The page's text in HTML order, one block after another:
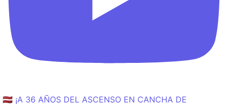
🇱🇻 ¡A 36 AÑOS DEL ASCENSO EN CANCHA DE